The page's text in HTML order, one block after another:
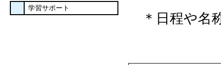
＊日程や名
学習サポート